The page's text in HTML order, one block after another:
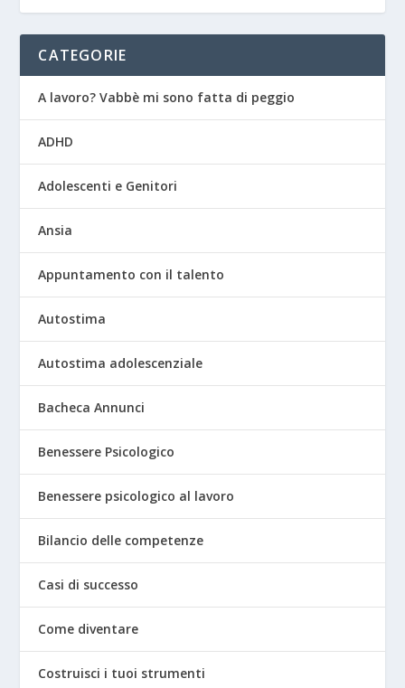
CATEGORIE
A lavoro? Vabbè mi sono fatta di peggio
ADHD
Adolescenti e Genitori
Ansia
Appuntamento con il talento
Autostima
Autostima adolescenziale
Bacheca Annunci
Benessere Psicologico
Benessere psicologico al lavoro
Bilancio delle competenze
Casi di successo
Come diventare
Costruisci i tuoi strumenti